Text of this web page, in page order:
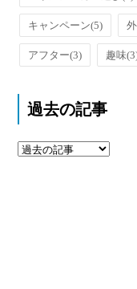
キャンペーン(5)
アフター(3) 趣味
過去の記事